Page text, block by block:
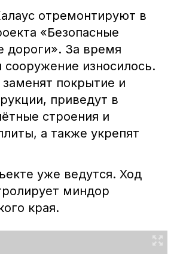
отремонтируют в
«Безопасные
дороги». За время
сооружение износилось.
покрытие и
приведут в
строения и
а также укрепят
уже ведутся. Ход
миндор
края.